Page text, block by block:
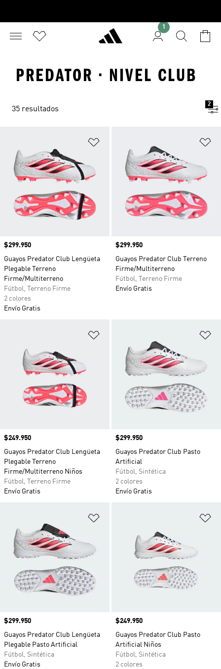
1
PREDATOR · NIVEL CLUB
35 resultados
2
Precio
$299.950
Guayos Predator Club Lengüeta
Plegable Terreno
Firme/Multiterreno
Fútbol, Terreno Firme
2 colores
Envío Gratis
Precio
$299.950
Guayos Predator Club Terreno
Firme/Multiterreno
Fútbol, Terreno Firme
Envío Gratis
Precio
$249.950
Guayos Predator Club Lengüeta
Plegable Terreno
Firme/Multiterreno Niños
Fútbol, Terreno Firme
Envío Gratis
Precio
$299.950
Guayos Predator Club Pasto
Artificial
Fútbol, Sintética
2 colores
Envío Gratis
Precio
$299.950
Guayos Predator Club Lengüeta
Plegable Pasto Artificial
Fútbol, Sintética
Envío Gratis
Precio
$249.950
Guayos Predator Club Pasto
Artificial Niños
Fútbol, Sintética
2 colores